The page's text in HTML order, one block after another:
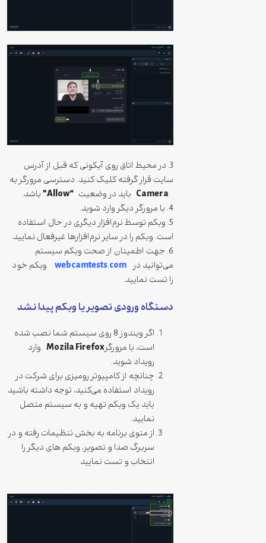
3. در محیط اتاق روی آیکونی که قبل از آدرس
سایت قرار گرفته کلیک کنید. دسترسی مرورگر به
Camera باید در وضعیت “Allow”
باشد.
4. با مرورگر دیگر وارد شوید.
5. وبکم توسط نرم‌افزار دیگری در حال استفاده
است. وبکم را در سایر نرم‌افزارها غیرفعال نمایید.
6. جهت اطمینان از صحت وبکم سیستم
می‌توانید در
webcamtests.com
وبکم خود
را تست نمایید.
دستگاه ورودی تصویر یا وبکم پیدا نشد
اگر ویندوز 8 روی سیستم شما نصب شده
است، با مرورگرMozila Firefox وارد
رویداد شوید.
چنانچه از کامپیوتر رومیزی برای شرکت در
رویداد استفاده می‌کنید، توجه داشته باشید
باید یک وبکم تهیه و به سیستم متصل
نمایید.
از منوی برنامه به بخش تنظیمات رفته و در
سربرگ صدا و تصویر، وبکم های دیگر را
انتخاب و تست نمایید